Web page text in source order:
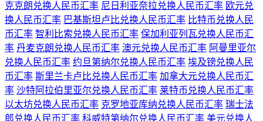
克克朗兑换人民币汇率 尼日利亚奈拉兑换人民币汇率 欧元兑
换人民币汇率 巴基斯坦卢比兑换人民币汇率 比特币兑换人民
币汇率 智利比索兑换人民币汇率 保加利亚列瓦兑换人民币汇
率 丹麦克朗兑换人民币汇率 澳元兑换人民币汇率 阿曼里亚尔
兑换人民币汇率 约旦第纳尔兑换人民币汇率 埃及镑兑换人民
币汇率 斯里兰卡卢比兑换人民币汇率 加拿大元兑换人民币汇
率 沙特阿拉伯里亚尔兑换人民币汇率 莱特币兑换人民币汇率
以太坊兑换人民币汇率 克罗地亚库纳兑换人民币汇率 瑞士法
郎兑换人民币汇率 科威特第纳尔兑换人民币汇率 美元兑换人